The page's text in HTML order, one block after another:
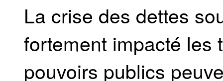
La crise des dettes
fortement impacté les
pouvoirs publics